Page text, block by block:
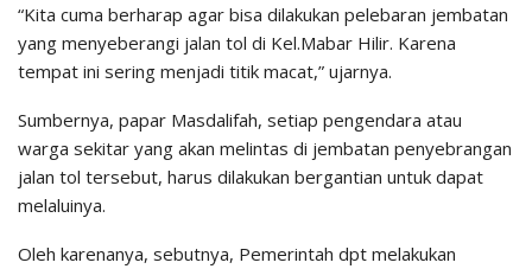
“Kita cuma berharap agar bisa dilakukan pelebaran jembatan
yang menyeberangi jalan tol di Kel.Mabar Hilir. Karena
tempat ini sering menjadi titik macat,” ujarnya.
Sumbernya, papar Masdalifah, setiap pengendara atau
warga sekitar yang akan melintas di jembatan penyebrangan
jalan tol tersebut, harus dilakukan bergantian untuk dapat
melaluinya.
Oleh karenanya, sebutnya, Pemerintah dpt melakukan